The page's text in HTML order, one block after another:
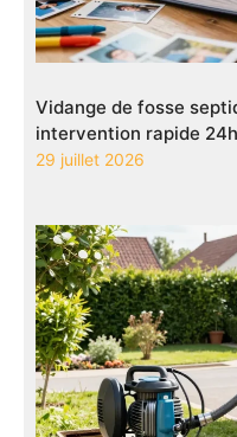
Vidange de fosse
intervention rapide
29 juillet 2026